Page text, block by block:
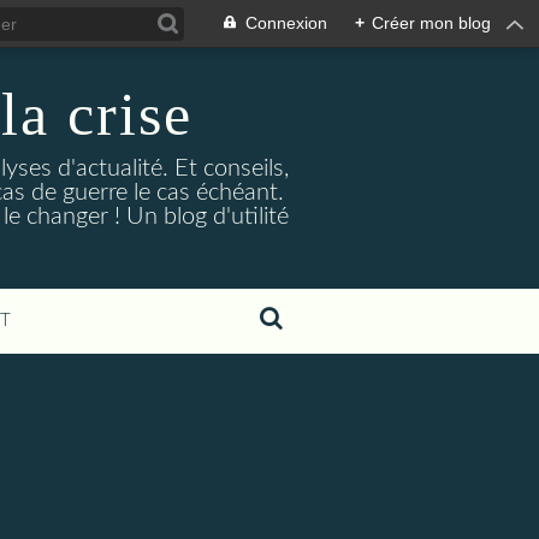
Connexion + Créer mon blog
crise
d'actualité. Et conseils,
de guerre le cas échéant.
changer ! Un blog d'utilité